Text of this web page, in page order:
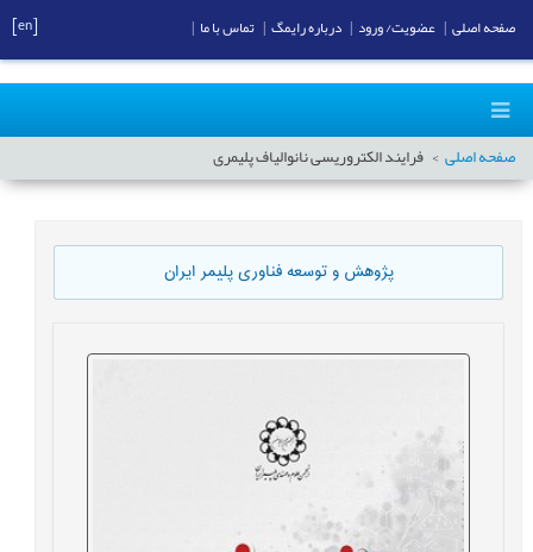
صفحه اصلی فرايند الکتروریسی نانوالیاف پلیمری
پژوهش و توسعه فناوری پلیمر ایران
صفحه اصلی عضویت/ ورود درباره رایمگ تماس با ما